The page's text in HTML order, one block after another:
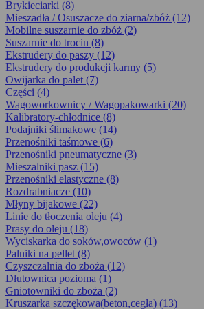
Brykieciarki (8)
Mieszadła / Osuszacze do ziarna/zbóż (12)
Mobilne suszarnie do zbóż (2)
Suszarnie do trocin (8)
Ekstrudery do paszy (12)
Ekstrudery do produkcji karmy (5)
Owijarka do palet (7)
Części (4)
Wagoworkownicy / Wagopakowarki (20)
Kalibratory-chłodnice (8)
Podajniki ślimakowe (14)
Przenośniki taśmowe (6)
Przenośniki pneumatyczne (3)
Mieszalniki pasz (15)
Przenośniki elastyczne (8)
Rozdrabniacze (10)
Młyny bijakowe (22)
Linie do tłoczenia oleju (4)
Prasy do oleju (18)
Wyciskarka do soków,owoców (1)
Palniki na pellet (8)
Czyszczalnia do zboża (12)
Dłutownica pozioma (1)
Gniotowniki do zboża (2)
Kruszarka szczękowa(beton,cegła) (13)